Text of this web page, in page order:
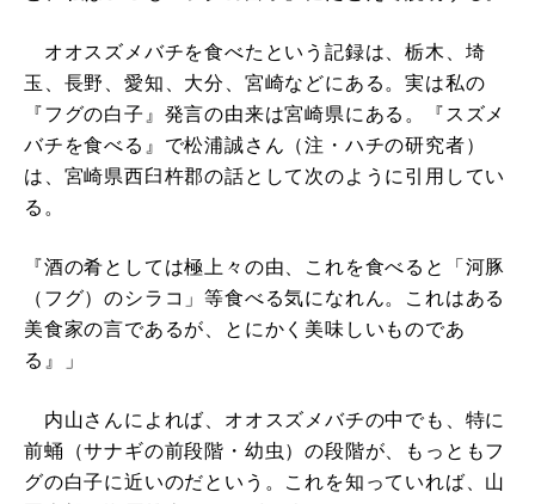
オオスズメバチを食べたという記録は、栃木、埼
玉、長野、愛知、大分、宮崎などにある。実は私の
『フグの白子』発言の由来は宮崎県にある。『スズメ
バチを食べる』で松浦誠さん（注・ハチの研究者）
は、宮崎県西臼杵郡の話として次のように引用してい
る。
『酒の肴としては極上々の由、これを食べると「河豚
（フグ）のシラコ」等食べる気になれん。これはある
美食家の言であるが、とにかく美味しいものであ
る』」
内山さんによれば、オオスズメバチの中でも、特に
前蛹（サナギの前段階・幼虫）の段階が、もっともフ
グの白子に近いのだという。これを知っていれば、山